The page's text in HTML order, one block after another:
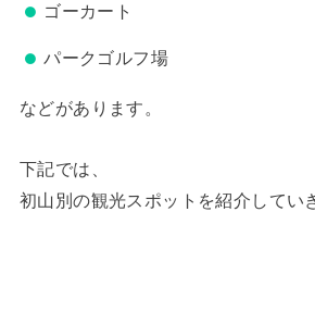
ゴーカート
パークゴルフ場
などがあります。
下記では、
初山別の観光スポットを紹介してい